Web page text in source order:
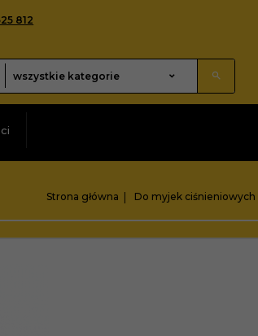
812
categories_searcher
wszystkie kategorie
Strona główna Do myjek ciśnieniowych